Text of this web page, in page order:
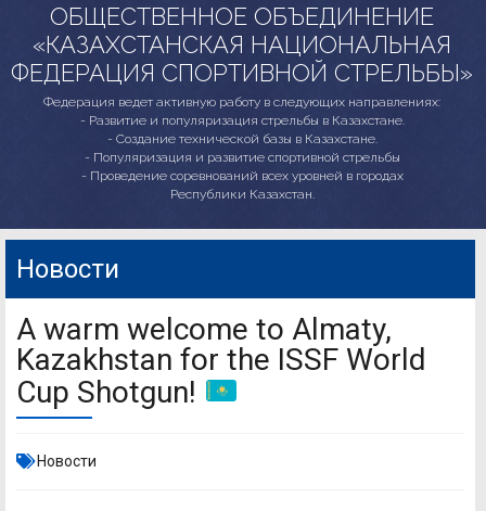
ОБЩЕСТВЕННОЕ ОБЪЕДИНЕНИЕ
«КАЗАХСТАНСКАЯ НАЦИОНАЛЬНАЯ
ФЕДЕРАЦИЯ СПОРТИВНОЙ СТРЕЛЬБЫ»
Федерация ведет активную работу в следующих направлениях:
- Развитие и популяризация стрельбы в Казахстане.
- Создание технической базы в Казахстане.
- Популяризация и развитие спортивной стрельбы
- Проведение соревнований всех уровней в городах
Республики Казахстан.
Новости
A warm welcome to Almaty,
Kazakhstan for the ISSF World
Cup Shotgun!
Новости